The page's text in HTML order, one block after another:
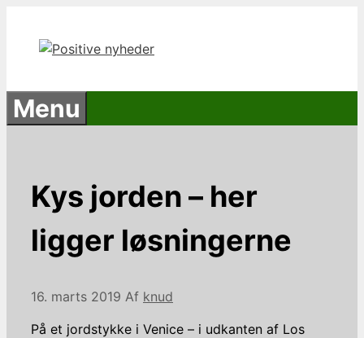
indhold
Menu
Kys jorden – her
ligger løsningerne
16. marts 2019 Af knud
På et jordstykke i Venice – i udkanten af Los